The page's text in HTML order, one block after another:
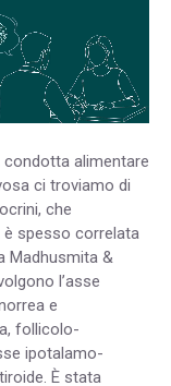
condotta alimentare
ci troviamo di
che
spesso correlata
Madhusmita &
l’asse
e
follicolo-
ipotalamo-
È stata